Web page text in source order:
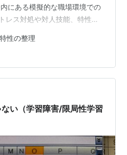
にある模擬的な職場環境での
レス対処や対人技能、特性の
れるよう支援します。支援内
応じて設定を致します。社会
めの支援を行います。 私は対
作業場のような立位作業を主
整理と言ったような講義を受
望ましいのですが、ボ…
特性の整理
い（学習障害/限局性学習